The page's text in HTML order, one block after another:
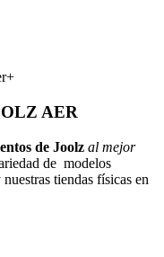
AER
de Joolz al mejor
de modelos
tiendas físicas en